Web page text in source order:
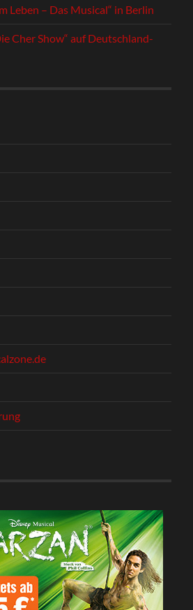
Leben – Das Musical“ in Berlin
Cher Show“ auf Deutschland-